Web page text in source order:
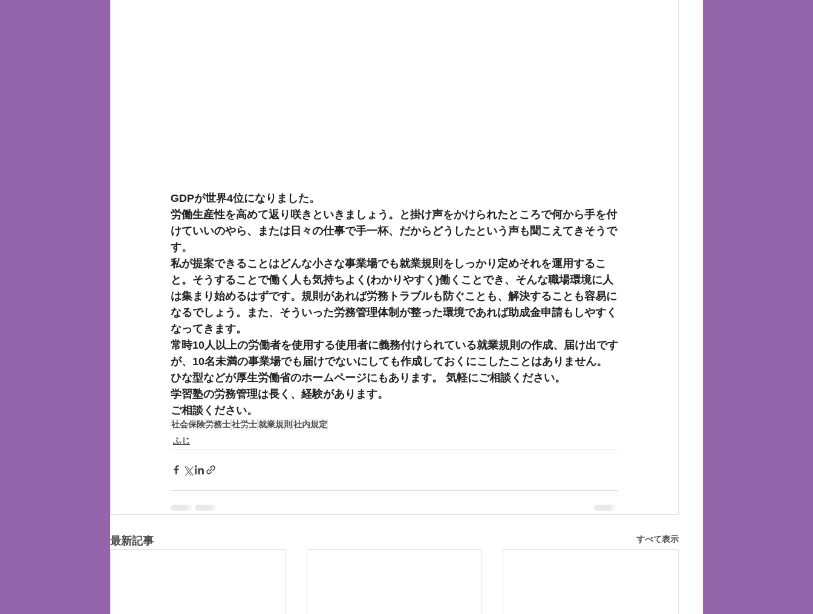
GDPが世界4位になりました。
労働生産性を高めて返り咲きといきましょう。と掛け声をかけられたところで何から手を付
けていいのやら、または日々の仕事で手一杯、だからどうしたという声も聞こえてきそうで
す。
私が提案できることはどんな小さな事業場でも就業規則をしっかり定めそれを運用するこ
と。そうすることで働く人も気持ちよく(わかりやすく)働くことでき、そんな職場環境に人
は集まり始めるはずです。規則があれば労務トラブルも防ぐことも、解決することも容易に
なるでしょう。また、そういった労務管理体制が整った環境であれば助成金申請もしやすく
なってきます。
常時10人以上の労働者を使用する使用者に義務付けられている就業規則の作成、届け出です
が、10名未満の事業場でも届けでないにしても作成しておくにこしたことはありません。
ひな型などが厚生労働省のホームページにもあります。 気軽にご相談ください。
学習塾の労務管理は長く、経験があります。
ご相談ください。
社会保険労務士社労士就業規則社内規定
ふじ
最新記事 すべて表示